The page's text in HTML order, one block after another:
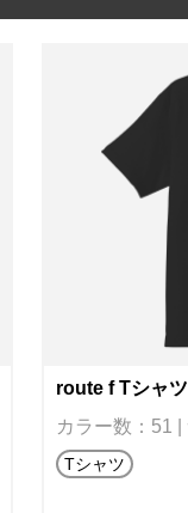
route f Tシャ
カラー数：51
Tシャツ